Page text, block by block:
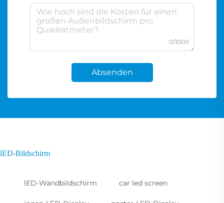
0/1000
Absenden
lED-Bildschirm
lED-Wandbildschirm car led screen